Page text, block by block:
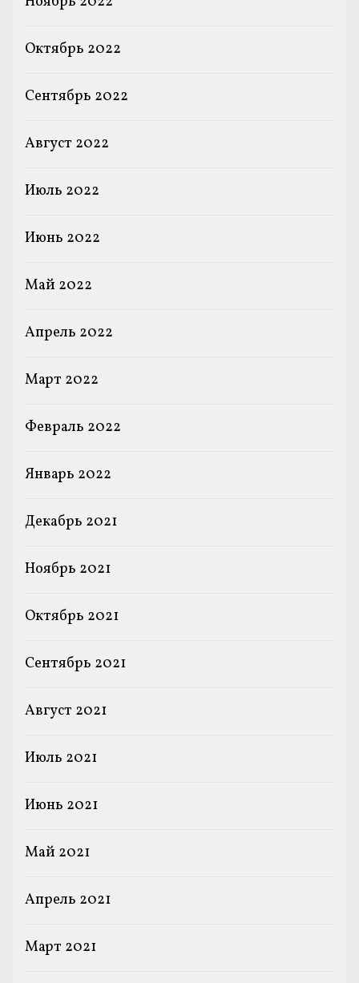
Октябрь 2022
Сентябрь 2022
Август 2022
Июль 2022
Июнь 2022
Май 2022
Апрель 2022
Март 2022
Февраль 2022
Январь 2022
Декабрь 2021
Ноябрь 2021
Октябрь 2021
Сентябрь 2021
Август 2021
Июль 2021
Июнь 2021
Май 2021
Апрель 2021
Март 2021